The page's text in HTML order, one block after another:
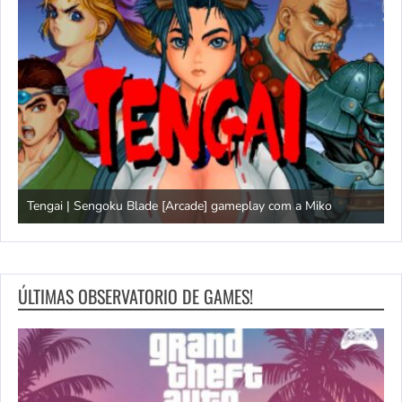
Tengai | Sengoku Blade [Arcade] gameplay com a Miko
ÚLTIMAS OBSERVATORIO DE GAMES!